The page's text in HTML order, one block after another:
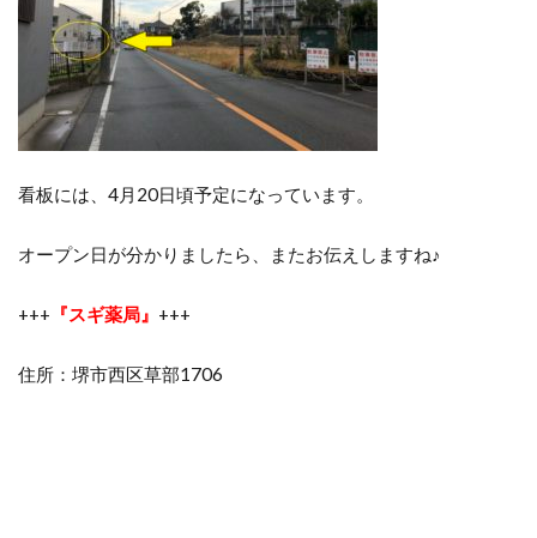
看板には、4月20日頃予定になっています。
オープン日が分かりましたら、またお伝えしますね♪
+++ 『スギ薬局』 +++
住所：堺市西区草部1706